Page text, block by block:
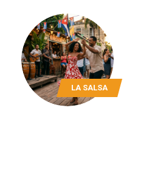
LA SALSA